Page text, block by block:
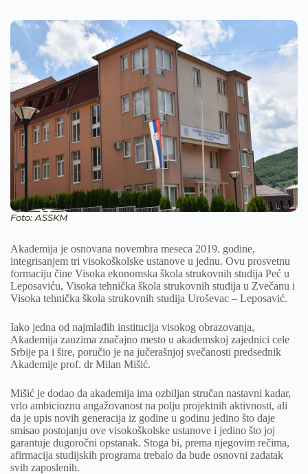
Foto: ASSKM
Akademija je osnovana novembra meseca 2019. godine,
integrisanjem tri visokoškolske ustanove u jednu. Ovu prosvetnu
formaciju čine Visoka ekonomska škola strukovnih studija Peć u
Leposaviću, Visoka tehnička škola strukovnih studija u Zvečanu i
Visoka tehnička škola strukovnih studija Uroševac – Leposavić.
Iako jedna od najmlađih institucija visokog obrazovanja,
Akademija zauzima značajno mesto u akademskoj zajednici cele
Srbije pa i šire, poručio je na jučerašnjoj svečanosti predsednik
Akademije prof. dr Milan Mišić.
Mišić je dodao da akademija ima ozbiljan stručan nastavni kadar,
vrlo ambicioznu angažovanost na polju projektnih aktivnosti, ali
da je upis novih generacija iz godine u godinu jedino što daje
smisao postojanju ove visokoškolske ustanove i jedino što joj
garantuje dugoročni opstanak. Stoga bi, prema njegovim rečima,
afirmacija studijskih programa trebalo da bude osnovni zadatak
svih zaposlenih.